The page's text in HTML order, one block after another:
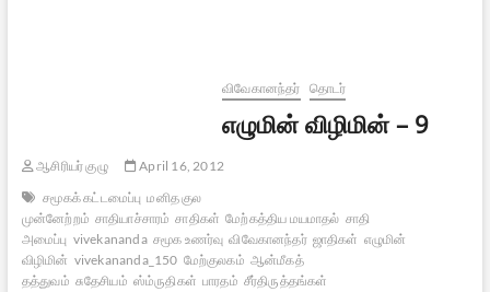
விவேகானந்தர் தொடர்
எழுமின் விழிமின் – 9
ஆசிரியர் குழு
April 16, 2012
சமூகக் கட்டமைப்பு மனித குல
முன்னேற்றம் சாதியாச்சாரம் சாதிகள் மேற்கத்திய மயமாதல் சாதி
அமைப்பு vivekananda சமூக உணர்வு விவேகானந்தர் ஜாதிகள் எழுமின்
விழிமின் vivekananda_150 மேற்குலகம் ஆன்மீகத்
தத்துவம் சுதேசியம் ஸ்ம்ருதிகள் பாரதம் சீர்திருத்தங்கள்